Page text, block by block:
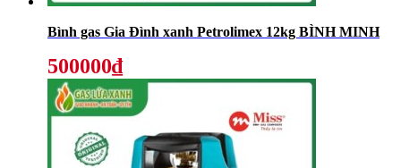
Bình gas Gia Đình xanh Petrolimex 12kg BÌNH MINH
500000₫